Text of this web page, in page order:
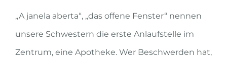
„A janela aberta“, „das offene Fenster“ nennen
unsere Schwestern die erste Anlaufstelle im
Zentrum, eine Apotheke. Wer Beschwerden hat,